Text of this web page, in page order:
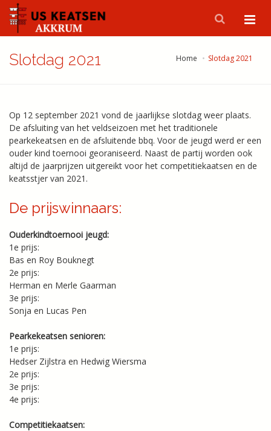
Home Slotdag 2021
Slotdag 2021
Op 12 september 2021 vond de jaarlijkse slotdag weer plaats.
De afsluiting van het veldseizoen met het traditionele
pearkekeatsen en de afsluitende bbq. Voor de jeugd werd er een
ouder kind toernooi georaniseerd. Naast de partij worden ook
altijd de jaarprijzen uitgereikt voor het competitiekaatsen en de
keatsstjer van 2021.
De prijswinnaars:
Ouderkindtoernooi jeugd:
1e prijs:
Bas en Roy Bouknegt
2e prijs:
Herman en Merle Gaarman
3e prijs:
Sonja en Lucas Pen
Pearkekeatsen senioren:
1e prijs:
Hedser Zijlstra en Hedwig Wiersma
2e prijs:
3e prijs:
4e prijs:
Competitiekaatsen: